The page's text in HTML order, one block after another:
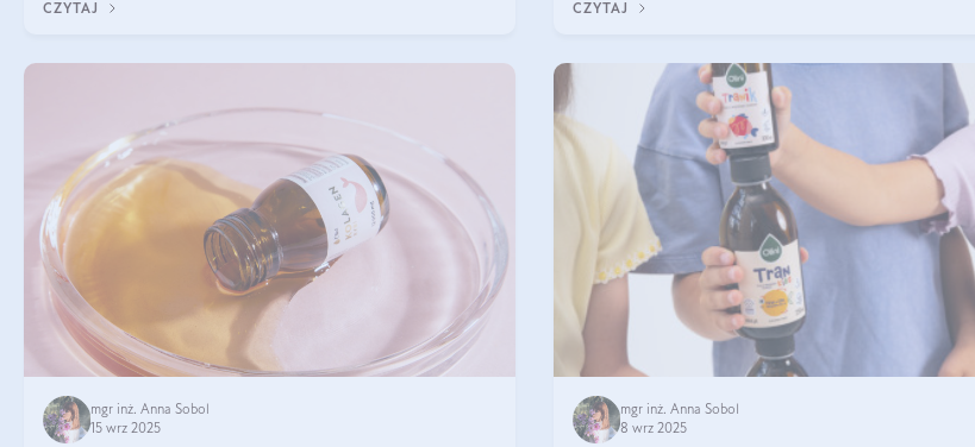
CZYTAJ CZYTAJ
mgr inż. Anna Sobol
15 wrz 2025
mgr inż. Anna Sobol
8 wrz 2025